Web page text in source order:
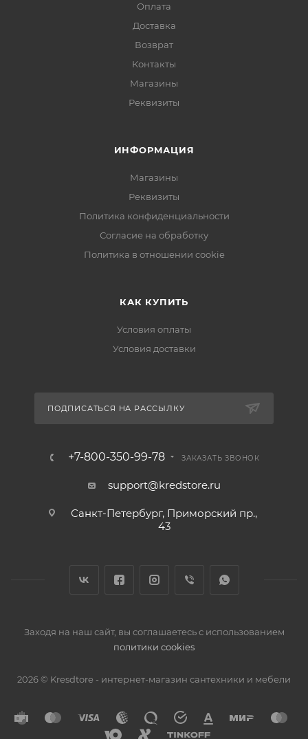
Оплата
Доставка
Возврат
Контакты
Магазины
Реквизиты
ИНФОРМАЦИЯ
Магазины
Реквизиты
Политика конфиденциальности
Согласие на обработку
Политика в отношении cookie
КАК КУПИТЬ
Условия оплаты
Условия доставки
ПОДПИСАТЬСЯ НА РАССЫЛКУ
+7-800-350-99-78 ЗАКАЗАТЬ ЗВОНОК
support@kredstore.ru
Санкт-Петербург, Приморский пр.,
43
Заходя на наш сайт, вы соглашаетесь с использованием
политики cookies
2026 © Kresdtore - интернет-магазин сантехники и мебели